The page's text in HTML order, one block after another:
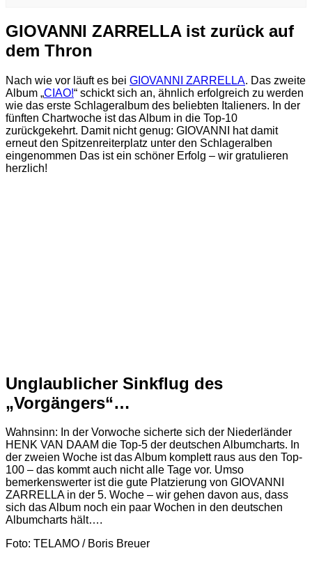
GIOVANNI ZARRELLA ist zurück auf
dem Thron
Nach wie vor läuft es bei GIOVANNI ZARRELLA. Das zweite
Album „CIAO!“ schickt sich an, ähnlich erfolgreich zu werden
wie das erste Schlageralbum des beliebten Italieners. In der
fünften Chartwoche ist das Album in die Top-10
zurückgekehrt. Damit nicht genug: GIOVANNI hat damit
erneut den Spitzenreiterplatz unter den Schlageralben
eingenommen Das ist ein schöner Erfolg – wir gratulieren
herzlich!
Unglaublicher Sinkflug des
„Vorgängers“…
Wahnsinn: In der Vorwoche sicherte sich der Niederländer
HENK VAN DAAM die Top-5 der deutschen Albumcharts. In
der zweien Woche ist das Album komplett raus aus den Top-
100 – das kommt auch nicht alle Tage vor. Umso
bemerkenswerter ist die gute Platzierung von GIOVANNI
ZARRELLA in der 5. Woche – wir gehen davon aus, dass
sich das Album noch ein paar Wochen in den deutschen
Albumcharts hält….
Foto: TELAMO / Boris Breuer